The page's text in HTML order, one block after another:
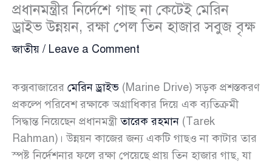
প্রধানমন্ত্রীর নির্দেশে গাছ না কেটেই মেরিন
ড্রাইভ উন্নয়ন, রক্ষা পেল তিন হাজার সবুজ বৃক্ষ
জাতীয় / Leave a Comment
কক্সবাজারের মেরিন ড্রাইভ (Marine Drive) সড়ক প্রশস্তকরণ
প্রকল্পে পরিবেশ রক্ষাকে অগ্রাধিকার দিয়ে এক ব্যতিক্রমী
সিদ্ধান্ত নিয়েছেন প্রধানমন্ত্রীতারেক রহমান (Tarek
Rahman)। উন্নয়ন কাজের জন্য একটি গাছও না কাটার তার
স্পষ্ট নির্দেশনার ফলে রক্ষা পেয়েছে প্রায় তিন হাজার গাছ, যা